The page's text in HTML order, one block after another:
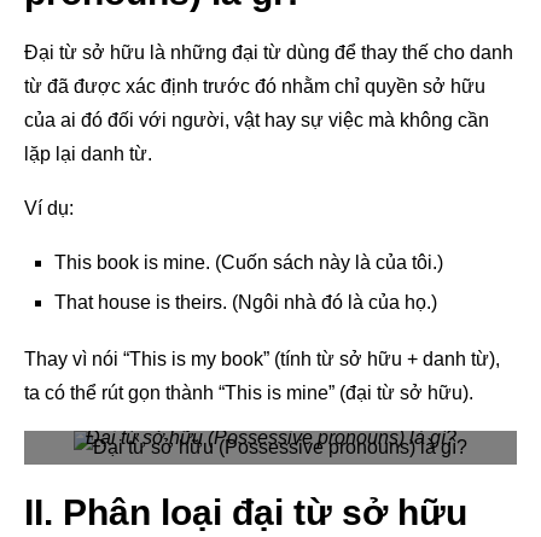
Đại từ sở hữu là những đại từ dùng để thay thế cho danh
từ đã được xác định trước đó nhằm chỉ quyền sở hữu
của ai đó đối với người, vật hay sự việc mà không cần
lặp lại danh từ.
Ví dụ:
This book is mine. (Cuốn sách này là của tôi.)
That house is theirs. (Ngôi nhà đó là của họ.)
Thay vì nói “This is my book” (tính từ sở hữu + danh từ),
ta có thể rút gọn thành “This is mine” (đại từ sở hữu).
Đại từ sở hữu (Possessive pronouns) là gì?
II. Phân loại đại từ sở hữu